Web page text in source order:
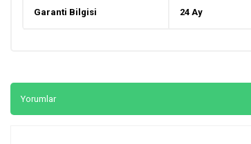
Garanti Bilgisi 24 Ay
Yorumlar